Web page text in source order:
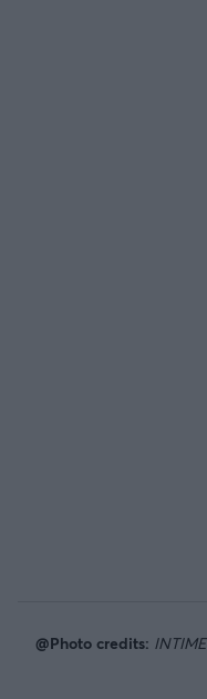
@Photo credits: INTIME